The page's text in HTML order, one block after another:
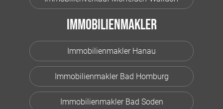
Immobilienmakler
Immobilienmakler Hanau
Immobilienmakler Bad Homburg
Immobilienmakler Bad Soden